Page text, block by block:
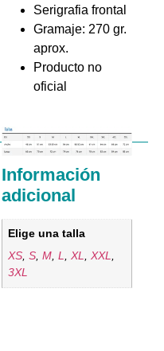
Serigrafia frontal
Gramaje: 270 gr.
aprox.
Producto no
oficial
Información
adicional
Elige una talla
XS,S,M,L,XL,XXL,
3XL